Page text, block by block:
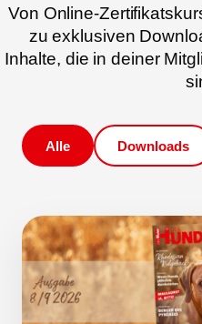
Von Online-
zu exklusiven
Inhalte, die in deiner
Alle Downloads